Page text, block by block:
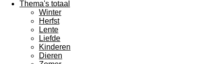
Thema's totaal
Winter
Herfst
Lente
Liefde
Kinderen
Dieren